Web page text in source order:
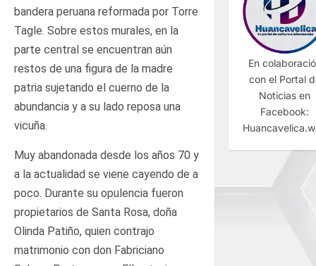
bandera peruana reformada por Torre
Tagle. Sobre estos murales, en la
parte central se encuentran aún
restos de una figura de la madre
patria sujetando el cuerno de la
abundancia y a su lado reposa una
vicuña.
Muy abandonada desde los años 70 y
a la actualidad se viene cayendo de a
poco. Durante su opulencia fueron
propietarios de Santa Rosa, doña
Olinda Patiño, quien contrajo
matrimonio con don Fabriciano
En
con el Portal
Noticias en
Facebook: